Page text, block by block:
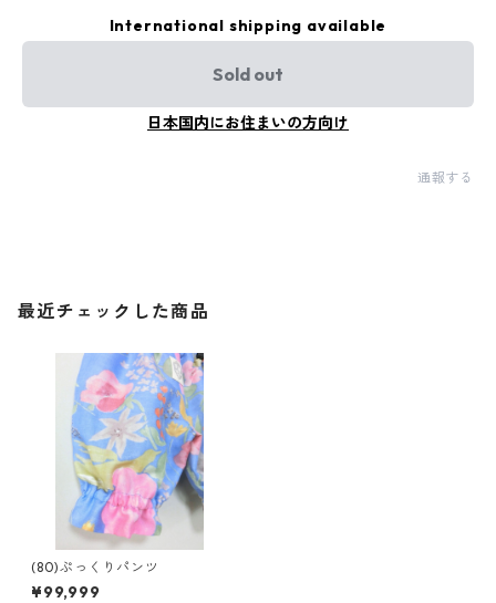
International shipping available
Sold out
日本国内にお住まいの方向け
通報する
最近チェックした商品
(80)ぷっくりパンツ
¥99,999